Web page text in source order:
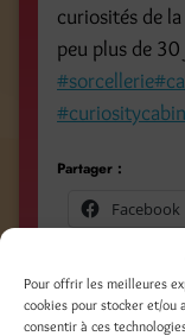
Pour offrir les meilleures
cookies pour stocker et/ou
consentir à ces
curiosités de
peu plus de
#sorcellerie
Partager :
Facebook
Nextdoor